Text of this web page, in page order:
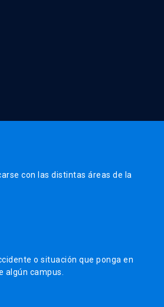
con las distintas áreas de la
o situación que ponga en
algún campus.